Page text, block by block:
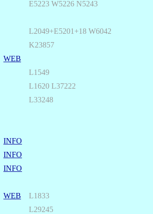
E5223 W5226 N5243
L2049+E5201+18 W6042
K23857
WEB
L1549
L1620 L37222
L33248
INFO
INFO
INFO
WEB
L1833
L29245